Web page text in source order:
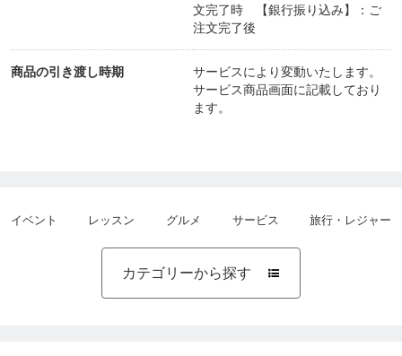
文完了時 【銀行振り込み】：ご
注文完了後
商品の引き渡し時期
サービスにより変動いたします。
サービス商品画面に記載しており
ます。
イベント レッスン グルメ サービス 旅行・レジャー
カテゴリーから探す 